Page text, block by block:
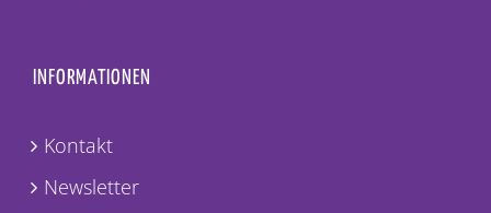
INFORMATIONEN
Kontakt
Newsletter